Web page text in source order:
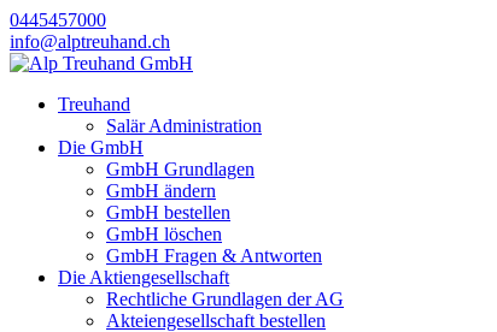
0445457000
info@alptreuhand.ch
Treuhand
Salär Administration
Die GmbH
GmbH Grundlagen
GmbH ändern
GmbH bestellen
GmbH löschen
GmbH Fragen & Antworten
Die Aktiengesellschaft
Rechtliche Grundlagen der AG
Akteiengesellschaft bestellen